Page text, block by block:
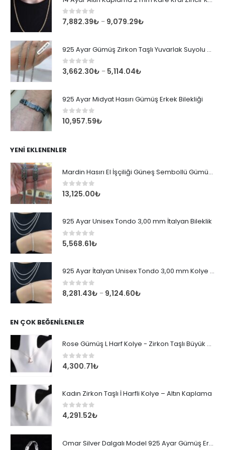
0 out of 5
7,882.39₺ – 9,079.29₺
925 Ayar Gümüş Zirkon Taşlı Yuvarlak Suyolu Bileklik
0 out of 5
3,662.30₺ – 5,114.04₺
925 Ayar Midyat Hasırı Gümüş Erkek Bilekliği
0out of 5
10,957.59₺
YENI EKLENENLER
Mardin Hasırı El İşçiliği Güneş Sembollü Gümüş Erkek Bileklik
0out of 5
13,125.00₺
925 Ayar Unisex Tondo 3,00 mm İtalyan Bileklik
0 out of 5
5,568.61₺
925 Ayar İtalyan Unisex Tondo 3,00 mm Kolye Zincir
0 out of 5
8,281.43₺ – 9,124.60₺
EN ÇOK BEĞENILENLER
Rose Gümüş L Harf Kolye - Zirkon Taşlı Büyük Boy Kadın Kolyesi
0 out of 5
4,300.71₺
Kadın Zirkon Taşlı İ Harfli Kolye – Altın Kaplama
0 out of 5
4,291.52₺
Omar Silver Dalgalı Model 925 Ayar Gümüş Erkek Bileklik